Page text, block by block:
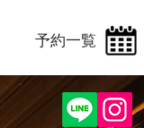
予約一覧